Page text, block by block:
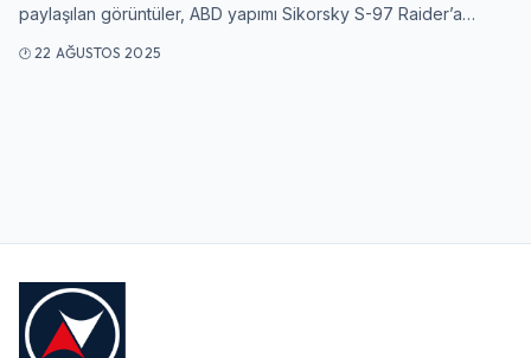
paylaşılan görüntüler, ABD yapımı Sikorsky S-97 Raider’a…
22 AĞUSTOS 2025